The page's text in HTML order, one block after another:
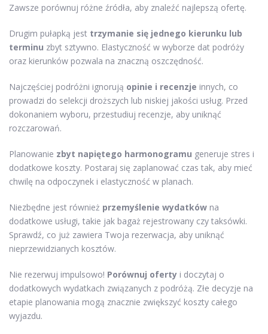
Zawsze porównuj różne źródła, aby znaleźć najlepszą ofertę.
Drugim pułapką jest trzymanie się jednego kierunku lub
terminu zbyt sztywno. Elastyczność w wyborze dat podróży
oraz kierunków pozwala na znaczną oszczędność.
Najczęściej podróżni ignorują opinie i recenzje innych, co
prowadzi do selekcji droższych lub niskiej jakości usług. Przed
dokonaniem wyboru, przestudiuj recenzje, aby uniknąć
rozczarowań.
Planowanie zbyt napiętego harmonogramu generuje stres i
dodatkowe koszty. Postaraj się zaplanować czas tak, aby mieć
chwilę na odpoczynek i elastyczność w planach.
Niezbędne jest również przemyślenie wydatków na
dodatkowe usługi, takie jak bagaż rejestrowany czy taksówki.
Sprawdź, co już zawiera Twoja rezerwacja, aby uniknąć
nieprzewidzianych kosztów.
Nie rezerwuj impulsowo! Porównuj oferty i doczytaj o
dodatkowych wydatkach związanych z podróżą. Złe decyzje na
etapie planowania mogą znacznie zwiększyć koszty całego
wyjazdu.